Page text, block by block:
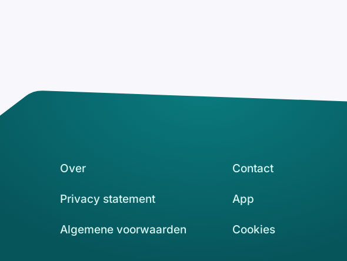
Over Contact
Privacy statement App
Algemene voorwaarden Cookies